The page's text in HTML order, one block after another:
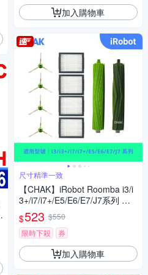
加入購物車
尺寸精準一致
【CHAK】iRobot Roomba i3/i
3+/i7/i7+/E5/E6/E7/J7系列 副
廠配件耗材超值組(主刷x1組 邊
刷x4 濾網x4)
$523 $550
限時下殺
券
加入購物車